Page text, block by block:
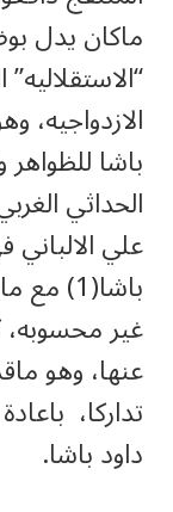
ماكان يدل
الازدواجيه،
باشا
الحداثي
علي
غير
عنها، وهو
تداركا،
داود باشا.